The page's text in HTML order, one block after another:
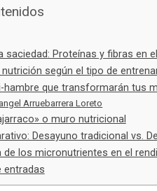
saciedad: Proteínas y fibras en
nutrición según el tipo de
hambre que transformarán tus
Arruebarrera Loreto
o muro nutricional
Desayuno tradicional vs.
de los micronutrientes en el
entradas